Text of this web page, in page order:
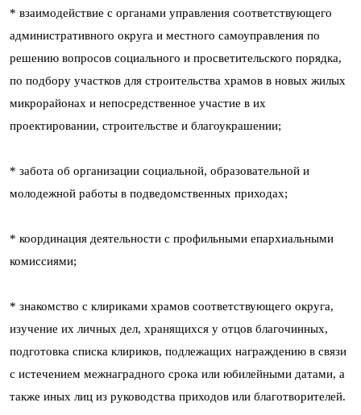
* взаимодействие с органами управления соответствующего
административного округа и местного самоуправления по
решению вопросов социального и просветительского порядка,
по подбору участков для строительства храмов в новых жилых
микрорайонах и непосредственное участие в их
проектировании, строительстве и благоукрашении;
* забота об организации социальной, образовательной и
молодежной работы в подведомственных приходах;
* координация деятельности с профильными епархиальными
комиссиями;
* знакомство с клириками храмов соответствующего округа,
изучение их личных дел, хранящихся у отцов благочинных,
подготовка списка клириков, подлежащих награждению в связи
с истечением межнаградного срока или юбилейными датами, а
также иных лиц из руководства приходов или благотворителей.